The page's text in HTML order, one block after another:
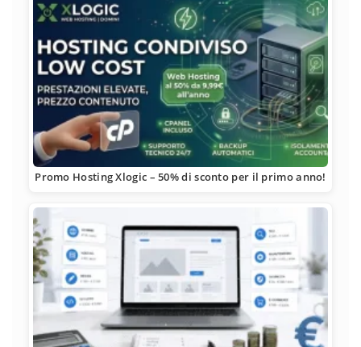
Promo Hosting Xlogic – 50% di sconto per il primo anno!